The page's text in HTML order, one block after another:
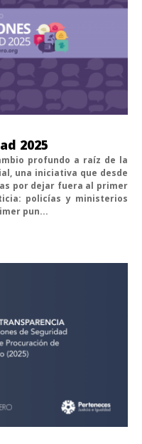
2025
profundo a raíz de la
una iniciativa que desde
por dejar fuera al primer
policías y ministerios
pun...